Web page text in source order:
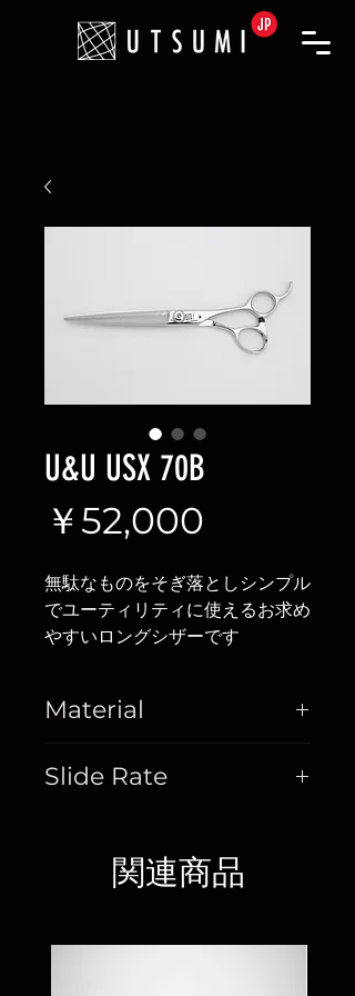
U&U USX 70B
￥52,000
格
無駄なものをそぎ落としシンプル
でユーティリティに使えるお求め
やすいロングシザーです
Material
Slide Rate
関連商品